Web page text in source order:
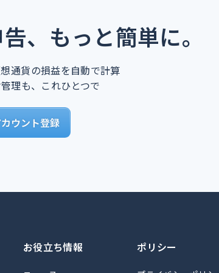
、もっと簡単に。
通貨の損益を自動で計算
理も、これひとつで
ウント登録
お役立ち情報 ポリシー